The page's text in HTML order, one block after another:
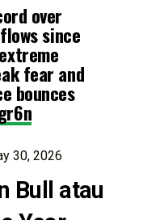
over
since
fear and
bounces
30, 2026
Bull atau